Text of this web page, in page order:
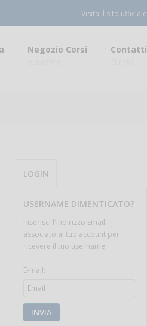
Visita il sito ufficiale
Negozio Corsi Contatti
LOGIN
USERNAME DIMENTICATO?
Inserisci l'indirizzo Email
associato al tuo account per
ricevere il tuo username.
E-mail:
INVIA